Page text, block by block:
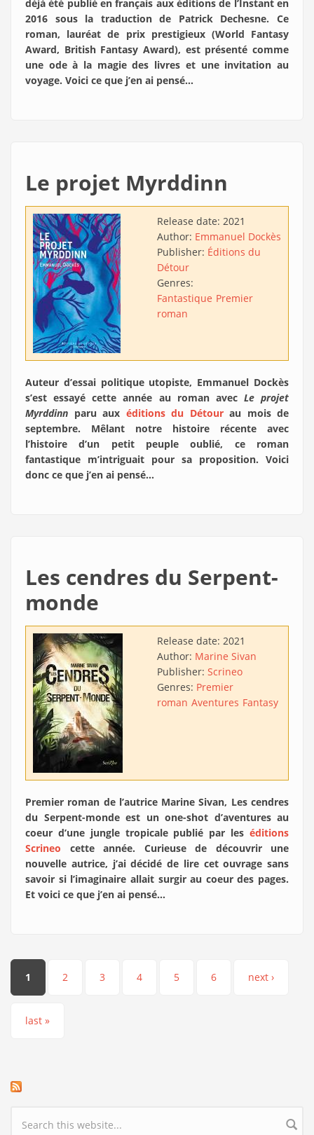
déjà été publié en français aux éditions de l’Instant en
2016 sous la traduction de Patrick Dechesne. Ce
roman, lauréat de prix prestigieux (World Fantasy
Award, British Fantasy Award), est présenté comme
une ode à la magie des livres et une invitation au
voyage. Voici ce que j’en ai pensé…
Le projet Myrddinn
Release date: 2021
Author: Emmanuel Dockès
Publisher: Éditions du
Détour
Genres:
Fantastique Premier
roman
Auteur d’essai politique utopiste, Emmanuel Dockès
s’est essayé cette année au roman avecLe projet
Myrddinn paru aux éditions du Détourau mois de
septembre. Mêlant notre histoire récente avec
l’histoire d’un petit peuple oublié, ce roman
fantastique m’intriguait pour sa proposition. Voici
donc ce que j’en ai pensé…
Les cendres du Serpent-
monde
Release date: 2021
Author: Marine Sivan
Publisher: Scrineo
Genres: Premier
roman Aventures Fantasy
Premier roman de l’autrice Marine Sivan, Les cendres
du Serpent-monde est un one-shot d’aventures au
coeur d’une jungle tropicale publié par les éditions
Scrineo cette année. Curieuse de découvrir une
nouvelle autrice, j’ai décidé de lire cet ouvrage sans
savoir si l’imaginaire allait surgir au coeur des pages.
Et voici ce que j’en ai pensé…
Pages
1 2 3 4 5 6 next ›
last »
Search form